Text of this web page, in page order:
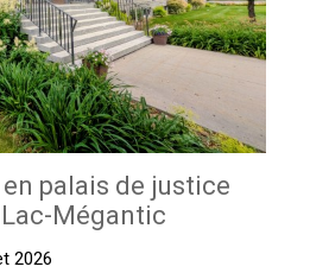
palais de justice
Mégantic
2026